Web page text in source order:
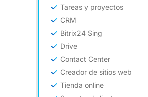
Tareas y proyectos
CRM
Bitrix24 Sing
Drive
Contact Center
Creador de sitios web
Tienda online